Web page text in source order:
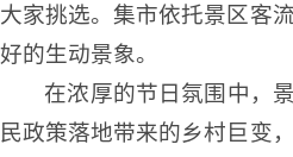
大家挑选。集市依托景区客
好的生动景象。
在浓厚的节日氛围中，
民政策落地带来的乡村巨变